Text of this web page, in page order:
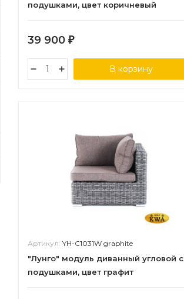
подушками, цвет коричневый
39 900 ₽
В корзину
Артикул: YH-C1031W graphite
"Лунго" модуль диванный угловой с
подушками, цвет графит